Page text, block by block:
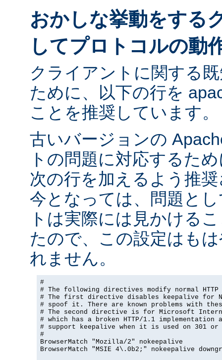
おかしな挙動をする
してプロトコルの動
クライアントに関する
ために、以下の行を
ことを推奨しています。
古いバージョンの
トの問題に対応するた
次の行を加えるよう推
今となっては、問題と
トは実際には見かける
たので、この設定はも
れません。
#
# The following directives modify normal HTTP
# The first directive disables keepalive for
# spoof it. There are known problems with
# The second directive is for Microsoft
# which has a broken HTTP/1.1 implementation
# support keepalive when it is used on 301
#
BrowserMatch "Mozilla/2" nokeepalive
BrowserMatch "MSIE 4\.0b2;" nokeepalive